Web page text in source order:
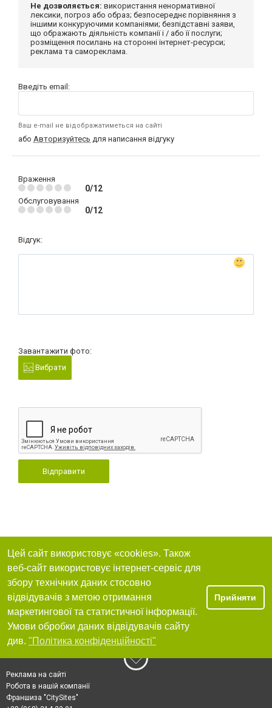
Не дозволяється: використання ненормативної
лексики, погроз або образ; безпосереднє порівняння з
іншими конкуруючими компаніями; безпідставні заяви,
що ображають діяльність компанії і / або її послуги;
розміщення посилань на сторонні інтернет-ресурси;
реклама та самореклама.
Введіть email:
Ваш e-mail не відображатиметься на сайті
або Авторизуйтесь для написання відгуку
Враження
0/12
Обслуговування
0/12
Відгук:
Завантажити фото:
Вибрати
Відправити
Цей сайт використовує «cookies». Також
веб-сайт використовує інтернет-сервіс для
збору технічних даних стосовно
відвідувачів з метою отримання
маркетингової та статистичної інформації.
Умови обробки даних відвідувачів сайту
див. "Політика конфіденційності"
Прийняти
Реклама на сайті
Робота в нашій компанії
Франшиза "CitySites"